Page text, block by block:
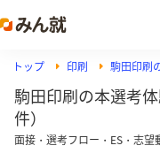
トップ 印刷 駒田印刷
駒田印刷の本選考
件）
面接・選考フロー・ES・志望